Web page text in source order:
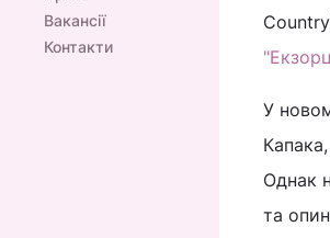
Вакансії
Контакти
У
Однак
та